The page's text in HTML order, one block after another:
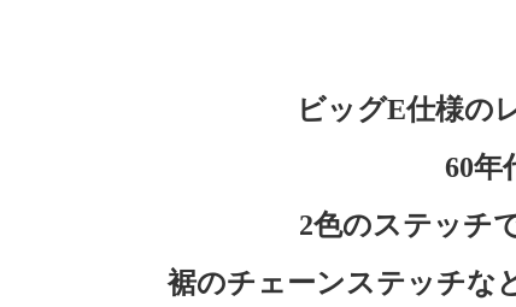
ビッグE仕様の
60年
2色のステッチ
裾のチェーンステッチな